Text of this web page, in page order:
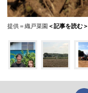
提供＝織戸菜園 ＜記事を読む＞